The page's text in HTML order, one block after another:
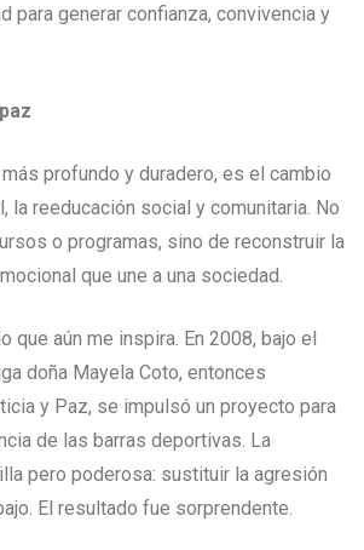
para generar confianza, convivencia y
profundo y duradero, es el cambio
la reeducación social y comunitaria. No
o programas, sino de reconstruir la
que une a una sociedad.
que aún me inspira. En 2008, bajo el
doña Mayela Coto, entonces
y Paz, se impulsó un proyecto para
de las barras deportivas. La
pero poderosa: sustituir la agresión
El resultado fue sorprendente.